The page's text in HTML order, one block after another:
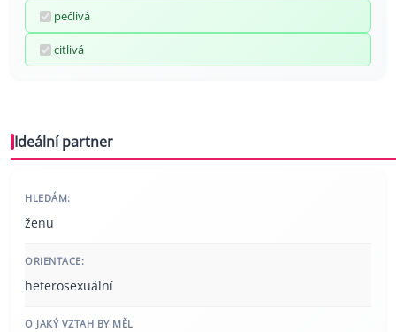
pečlivá
citlivá
Ideální partner
HLEDÁM:
ženu
ORIENTACE:
heterosexuální
O JAKÝ VZTAH BY MĚL